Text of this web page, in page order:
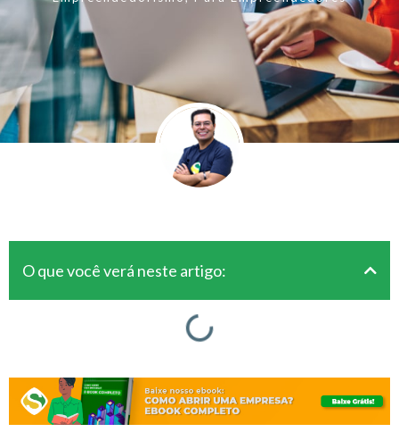
O que você verá neste artigo: